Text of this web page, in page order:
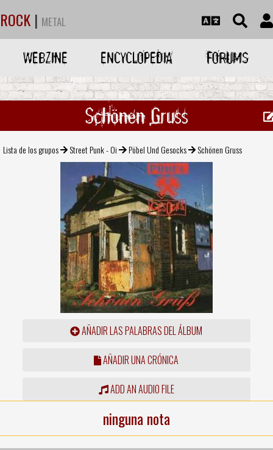
ROCK | METAL
WEBZINE ENCYCLOPEDIA FORUMS
Schönen Gruss
Lista de los grupos Street Punk - Oi Pöbel Und Gesocks Schönen Gruss
AÑADIR LAS PALABRAS DEL ÁLBUM
AÑADIR UNA CRÓNICA
ADD AN AUDIO FILE
ninguna nota